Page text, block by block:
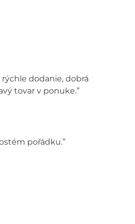
rýchle dodanie, dobrá
tovar v ponuke.”
pořádku.”